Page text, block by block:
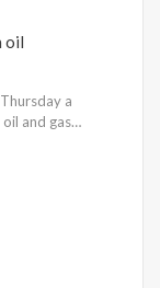
oil
a
and gas…